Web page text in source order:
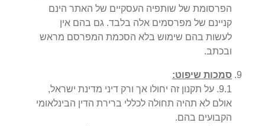
הפרסומת של שותפיה העסקיים של האתר הינם
קניינם של מפרסמים אלה בלבד. גם בהם אין
לעשות בהם שימוש בלא הסכמת המפרסם מראש
ובכתב.
סמכות שיפוט:
9.1
. על תקנון זה יחולו אך ורק דיני מדינת ישראל,
אולם לא תהיה תחולה לכללי ברירת הדין הבינלאומי
הקבועים בהם.